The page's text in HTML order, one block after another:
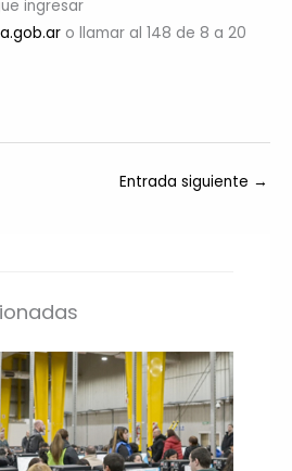
ingresar
o llamar al 148 de 8 a 20
Entrada siguiente →